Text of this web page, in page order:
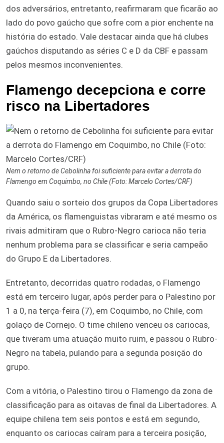
dos adversários, entretanto, reafirmaram que ficarão ao
lado do povo gaúcho que sofre com a pior enchente na
história do estado. Vale destacar ainda que há clubes
gaúchos disputando as séries C e D da CBF e passam
pelos mesmos inconvenientes.
Flamengo decepciona e corre
risco na Libertadores
Nem o retorno de Cebolinha foi suficiente para evitar a derrota do
Flamengo em Coquimbo, no Chile (Foto: Marcelo Cortes/CRF)
Quando saiu o sorteio dos grupos da Copa Libertadores
da América, os flamenguistas vibraram e até mesmo os
rivais admitiram que o Rubro-Negro carioca não teria
nenhum problema para se classificar e seria campeão
do Grupo E da Libertadores.
Entretanto, decorridas quatro rodadas, o Flamengo
está em terceiro lugar, após perder para o Palestino por
1 a 0, na terça-feira (7), em Coquimbo, no Chile, com
golaço de Cornejo. O time chileno venceu os cariocas,
que tiveram uma atuação muito ruim, e passou o Rubro-
Negro na tabela, pulando para a segunda posição do
grupo.
Com a vitória, o Palestino tirou o Flamengo da zona de
classificação para as oitavas de final da Libertadores. A
equipe chilena tem seis pontos e está em segundo,
enquanto os cariocas caíram para a terceira posição,